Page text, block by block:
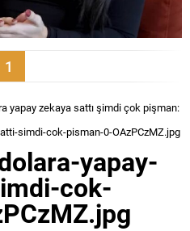
1
yapay zekaya sattı şimdi çok pişman:
simdi-cok-pisman-0-OAzPCzMZ.jpg
yapay-
cok-